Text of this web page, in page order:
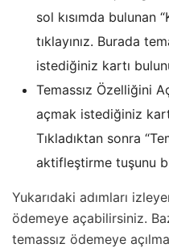
sol kısımda bulunan
tıklayınız. Burada
istediğiniz kartı
Temassız Özelliğini
açmak istediğiniz
Tıkladıktan sonra
aktifleştirme tuşunu
Yukarıdaki adımları
ödemeye açabilirsiniz.
temassız ödemeye